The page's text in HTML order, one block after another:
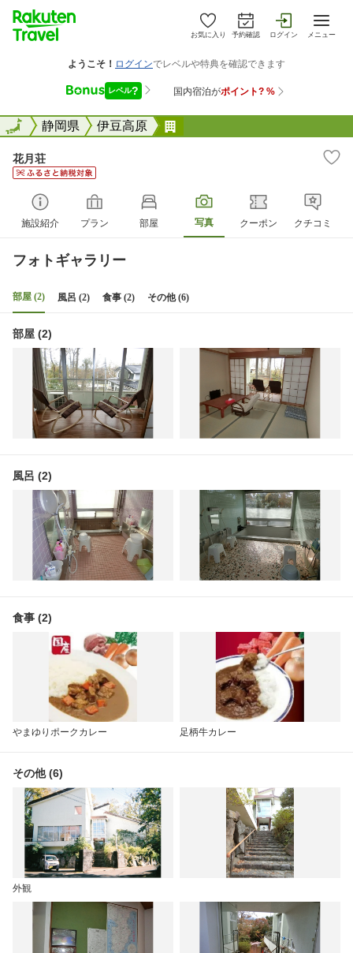
お気に入り 予約確認 ログイン メニュー
全国静岡県 伊豆高原
全国
花月荘
施設紹介 プラン 部屋 写真 クーポン クチコミ
フォトギャラリー
部屋 (2) 風呂 (2) 食事 (2) その他 (6)
部屋 (2)
風呂 (2)
食事 (2)
やまゆりポークカレー 足柄牛カレー
その他 (6)
外観